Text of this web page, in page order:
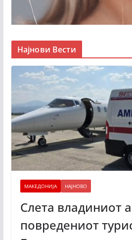
Најнови Вести
МАКЕДОНИЈА НАЈНОВО
Слета владиниот
повредениот